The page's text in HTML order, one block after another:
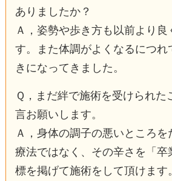
ありましたか？
Ａ，姿勢や歩き方も以前より良
す。また体調がよくなるにつれ
きになってきました。
Ｑ，まだ絆で施術を受けられた
言お願いします。
Ａ，身体の調子の悪いところ
療法ではなく、その辛さを「卒
標を掲げて施術をして頂けます